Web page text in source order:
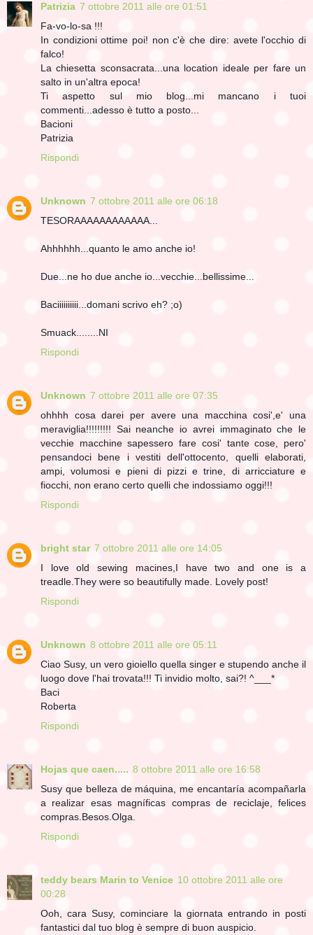
Patrizia 7 ottobre 2011 alle ore 01:51
Fa-vo-lo-sa !!!
In condizioni ottime poi! non c'è che dire: avete l'occhio di
falco!
La chiesetta sconsacrata...una location ideale per fare un
salto in un'altra epoca!
Ti aspetto sul mio blog...mi mancano i tuoi
commenti...adesso è tutto a posto...
Bacioni
Patrizia
Rispondi
Unknown 7 ottobre 2011 alle ore 06:18
TESORAAAAAAAAAAAA...
Ahhhhhh...quanto le amo anche io!
Due...ne ho due anche io...vecchie...bellissime...
Baciiiiiiiiii...domani scrivo eh? ;o)
Smuack........NI
Rispondi
Unknown 7 ottobre 2011 alle ore 07:35
ohhhh cosa darei per avere una macchina cosi',e' una
meraviglia!!!!!!!!! Sai neanche io avrei immaginato che le
vecchie macchine sapessero fare cosi' tante cose, pero'
pensandoci bene i vestiti dell'ottocento, quelli elaborati,
ampi, volumosi e pieni di pizzi e trine, di arricciature e
fiocchi, non erano certo quelli che indossiamo oggi!!!
Rispondi
bright star 7 ottobre 2011 alle ore 14:05
I love old sewing macines,I have two and one is a
treadle.They were so beautifully made. Lovely post!
Rispondi
Unknown 8 ottobre 2011 alle ore 05:11
Ciao Susy, un vero gioiello quella singer e stupendo anche il
luogo dove l'hai trovata!!! Ti invidio molto, sai?! ^___*
Baci
Roberta
Rispondi
Hojas que caen..... 8 ottobre 2011 alle ore 16:58
Susy que belleza de máquina, me encantaría acompañarla
a realizar esas magníficas compras de reciclaje, felices
compras.Besos.Olga.
Rispondi
teddy bears Marin to Venice 10 ottobre 2011 alle ore
00:28
Ooh, cara Susy, cominciare la giornata entrando in posti
fantastici dal tuo blog è sempre di buon auspicio.